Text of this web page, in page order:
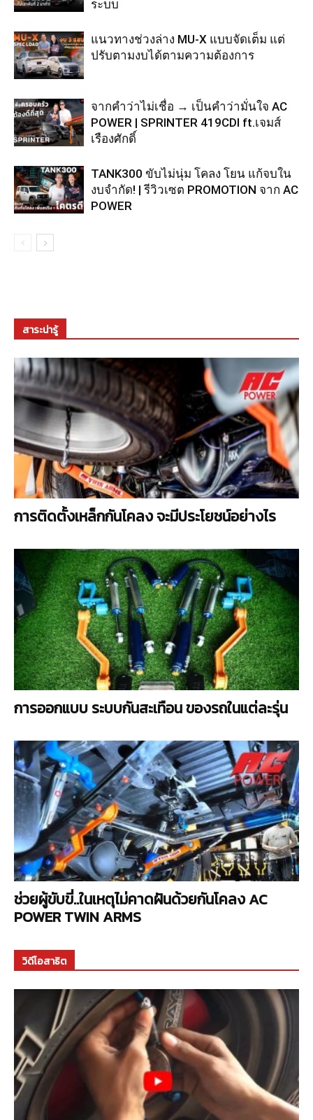
ระบบ
แนวทางช่วงล่าง MU-X แบบจัดเต็ม แต่
ปรับตามงบได้ตามความต้องการ
จากคำว่าไม่เชื่อ → เป็นคำว่ามั่นใจ AC
POWER | SPRINTER 419CDI ft.เจมส์
เรืองศักดิ์
TANK300 ขับไม่นุ่ม โคลง โยน แก้จบใน
งบจำกัด! | รีวิวเซต PROMOTION จาก AC
POWER
สาระน่ารู้
การติดตั้งเหล็กกันโคลง จะมีประโยชน์อย่างไร
การออกแบบ ระบบกันสะเทือน ของรถในแต่ละรุ่น
ช่วยผู้ขับขี่..ในเหตุไม่คาดฝันด้วยกันโคลง AC
POWER TWIN ARMS
วิดีโอสาธิต